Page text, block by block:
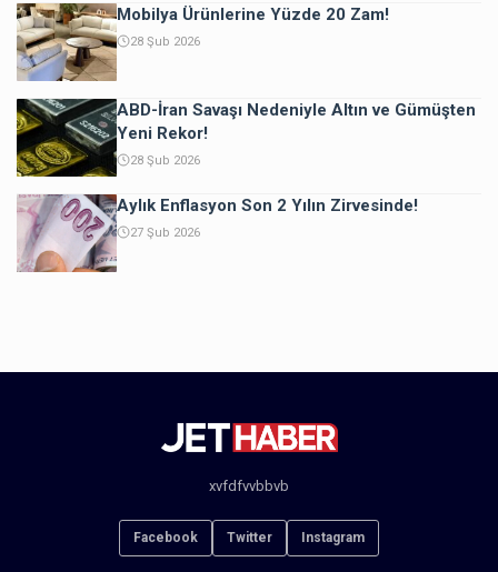
Mobilya Ürünlerine Yüzde 20 Zam!
28 Şub 2026
ABD-İran Savaşı Nedeniyle Altın ve Gümüşten
Yeni Rekor!
28 Şub 2026
Aylık Enflasyon Son 2 Yılın Zirvesinde!
27 Şub 2026
xvfdfvvbbvb
Facebook Twitter Instagram